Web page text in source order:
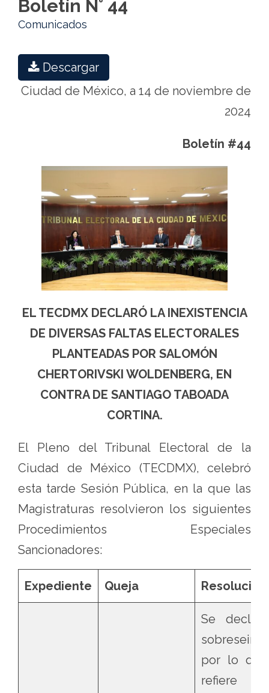
Boletín N° 44
Comunicados
Descargar
Ciudad de México, a 14 de noviembre de
2024
Boletín #44
EL TECDMX DECLARÓ LA INEXISTENCIA
DE DIVERSAS FALTAS ELECTORALES
PLANTEADAS POR SALOMÓN
CHERTORIVSKI WOLDENBERG, EN
CONTRA DE SANTIAGO TABOADA
CORTINA.
El Pleno del Tribunal Electoral de la
Ciudad de México (TECDMX), celebró
esta tarde Sesión Pública, en la que las
Magistraturas resolvieron los siguientes
Procedimientos Especiales
Sancionadores:
Expediente Queja Resolución
Se
por lo
refiere